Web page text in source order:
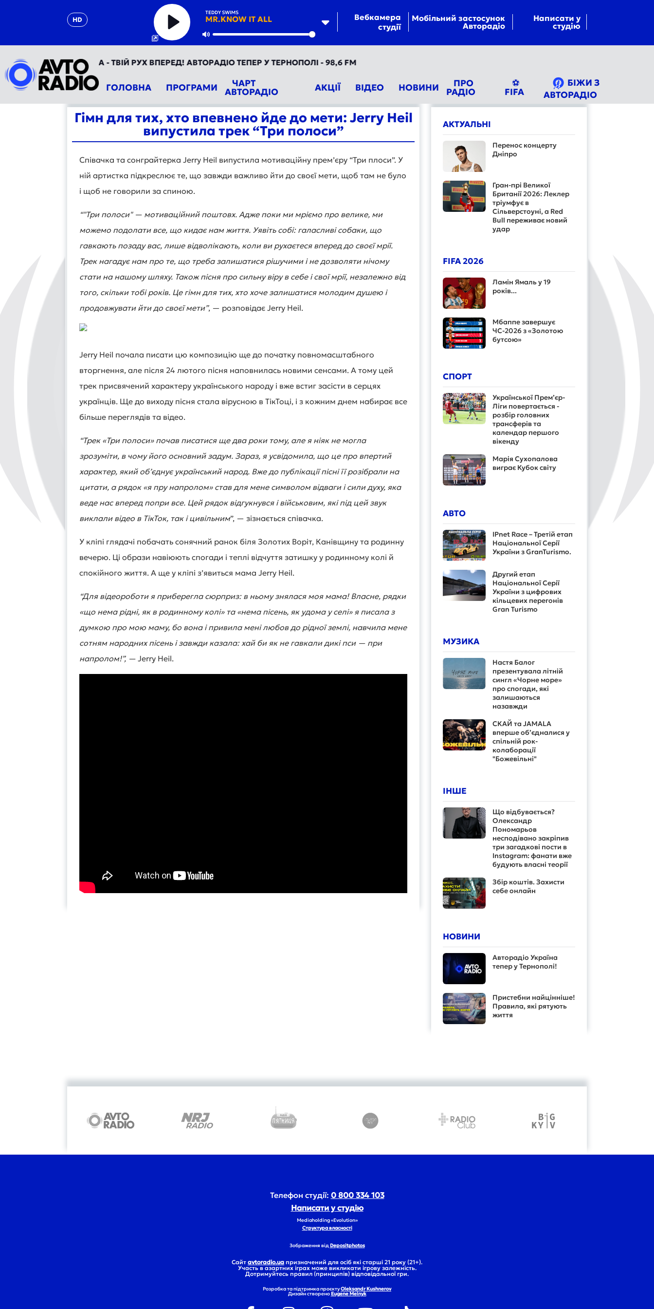
HD
TEDDY SWIMS
MR.KNOW IT ALL
Play
Mute
Вебкамера
студії
Мобільний застосунок
Авторадіо
Написати у
студію
АВТОРАДІО УКРАЇНА - ТВІЙ РУХ ВПЕРЕД! АВТОРАДІО ТЕПЕР У ТЕРНОПОЛІ - 98,6 FM
ГОЛОВНА ПРОГРАМИ ЧАРТ
АВТОРАДІО АКЦІЇ ВІДЕО НОВИНИ ПРО
РАДІО
⚽
FIFA
БІЖИ З
АВТОРАДІО
Гімн для тих, хто впевнено йде до мети: Jerry Heil
випустила трек “Три полоси”
Співачка та сонграйтерка Jerry Heil випустила мотиваційну прем’єру “Три плоси”. У
ній артистка підкреслює те, що завжди важливо йти до своєї мети, щоб там не було
і щоб не говорили за спиною.
“"Три полоси" — мотиваційний поштовх. Адже поки ми мріємо про велике, ми
можемо подолати все, що кидає нам життя. Уявіть собі: галасливі собаки, що
гавкають позаду вас, лише відволікають, коли ви рухаєтеся вперед до своєї мрії.
Трек нагадує нам про те, що треба залишатися рішучими і не дозволяти нічому
стати на нашому шляху. Також пісня про сильну віру в себе і свої мрії, незалежно від
того, скільки тобі років. Це гімн для тих, хто хоче залишатися молодим душею і
продовжувати йти до своєї мети”, — розповідає Jerry Heil.
Jerry Heil почала писати цю композицію ще до початку повномасштабного
вторгнення, але після 24 лютого пісня наповнилась новими сенсами. А тому цей
трек присвячений характеру українського народу і вже встиг засісти в серцях
українців. Ще до виходу пісня стала вірусною в ТікТоці, і з кожним днем набирає все
більше переглядів та відео.
“Трек «Три полоси» почав писатися ще два роки тому, але я ніяк не могла
зрозуміти, в чому його основний задум. Зараз, я усвідомила, що це про впертий
характер, який обʼєднує український народ. Вже до публікації пісні її розібрали на
цитати, а рядок «я пру напролом» став для мене символом відваги і сили духу, яка
веде нас вперед попри все. Цей рядок відгукнувся і військовим, які під цей звук
виклали відео в ТікТок, так і цивільним”, — зізнається співачка.
У кліпі глядачі побачать сонячний ранок біля Золотих Воріт, Канівщину та родинну
вечерю. Ці образи навіюють спогади і теплі відчуття затишку у родинному колі й
спокійного життя. А ще у кліпі з’явиться мама Jerry Heil.
“Для відеороботи я приберегла сюрприз: в ньому знялася моя мама! Власне, рядки
«що нема рідні, як в родинному колі» та «нема пісень, як удома у селі» я писала з
думкою про мою маму, бо вона і привила мені любов до рідної землі, навчила мене
сотням народних пісень і завжди казала: хай би як не гавкали дикі пси — при
напролом!”, — Jerry Heil.
АКТУАЛЬНІ
Перенос концерту
Дніпро
Гран-прі Великої
Британії 2026: Леклер
тріумфує в
Сільверстоуні, а Red
Bull переживає новий
удар
FIFA 2026
Ламін Ямаль у 19
років...
Мбаппе завершує
ЧС-2026 з «Золотою
бутсою»
СПОРТ
Української Прем’єр-
Ліги повертається -
розбір головних
трансферів та
календар першого
вікенду
Марія Сухопалова
виграє Кубок світу
АВТО
IPnet Race – Третій етап
Національної Серії
України з GranTurismo.
Другий етап
Національної Серії
України з цифрових
кільцевих перегонів
Gran Turismo
МУЗИКА
Настя Балог
презентувала літній
сингл «Чорне море»
про спогади, які
залишаються
назавжди
СКАЙ та JAMALA
вперше об’єдналися у
спільній рок-
колаборації
"Божевільні"
ІНШЕ
Що відбувається?
Олександр
Пономарьов
несподівано закріпив
три загадкові пости в
Instagram: фанати вже
будують власні теорії
Збір коштів. Захисти
себе онлайн
НОВИНИ
Авторадіо Україна
тепер у Тернополі!
Пристебни найцінніше!
Правила, які рятують
життя
Телефон студії: 0 800 334 103
Написати у студію
Mediaholding «Evolution»
Структура власності
Зображення відDepositphotos
Сайт avtoradio.ua призначений для осіб які старші 21 року (21+).
Участь в азартних іграх може викликати ігрову залежність.
Дотримуйтесь правил (принципів) відповідальної гри.
Розробка та підтримка проєктуOleksandr Kushnerov
Дизайн створеноEugene Melnyk